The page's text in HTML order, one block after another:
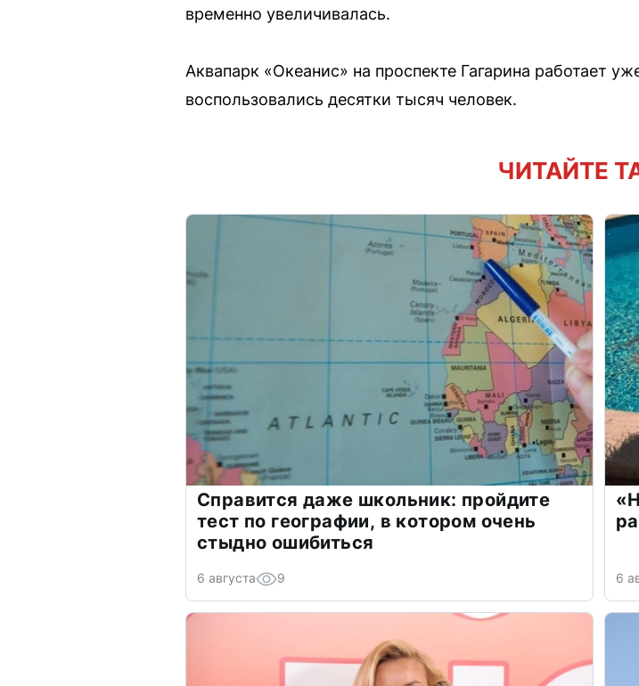
временно увеличивалась.
Аквапарк «Океанис» на проспекте Гагарина работает
воспользовались десятки тысяч человек.
ЧИТАЙТЕ
Справится даже школьник: пройдите
тест по географии, в котором очень
стыдно ошибиться
6 августа 9 6